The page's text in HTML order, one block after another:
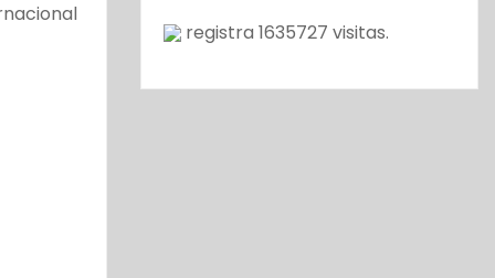
registra 1635727 visitas.